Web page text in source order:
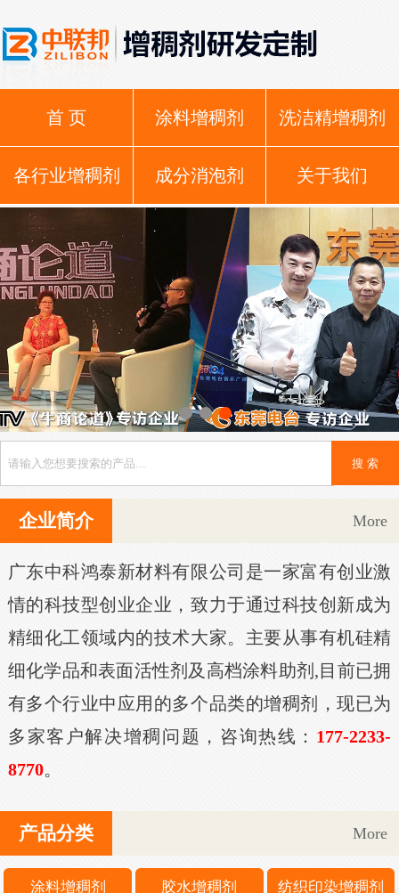
首 页 涂料增稠剂 洗洁精增稠剂
各行业增稠剂 成分消泡剂 关于我们
企业简介 More
广东中科鸿泰新材料有限公司是一家富有创业激
情的科技型创业企业，致力于通过科技创新成为
精细化工领域内的技术大家。主要从事有机硅精
细化学品和表面活性剂及高档涂料助剂,目前已拥
有多个行业中应用的多个品类的增稠剂，现已为
多家客户解决增稠问题，咨询热线： 177-2233-
8770。
产品分类 More
涂料增稠剂 胶水增稠剂 纺织印染增稠剂